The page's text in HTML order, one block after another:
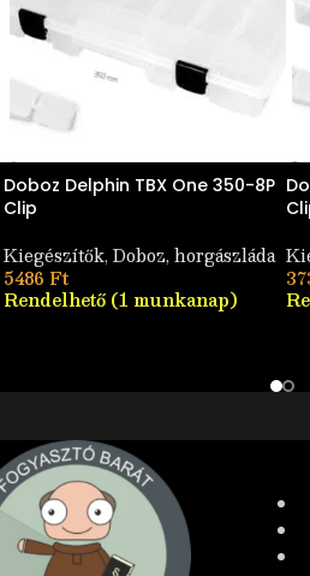
Doboz Delphin TBX One 350-8P
Clip
Kiegészítők, Doboz, horgászláda
5486 Ft
Rendelhető (1 munkanap)